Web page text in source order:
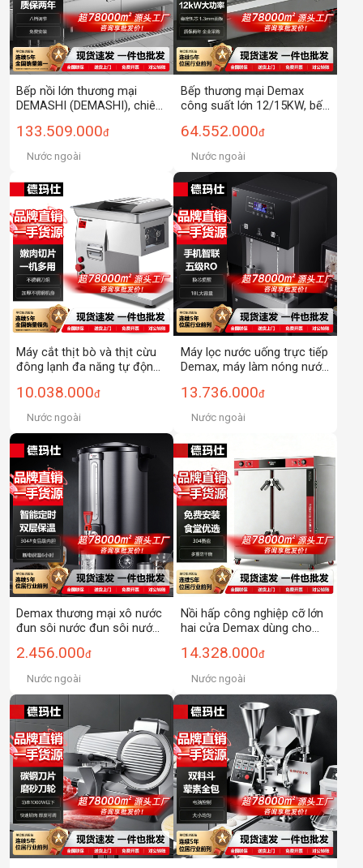
Bếp nồi lớn thương mại
DEMASHI (DEMASHI), chiên
chiên lớn, 70 Đường kính nồi,
HW-SDC15C-07 #201
133.509.000đ
Nước ngoài
Bếp thương mại Demax
công suất lớn 12/15KW, bếp
dùng cho khách sạn, trường
học, căng tin, kiểu để bàn
64.552.000đ
Nước ngoài
Máy cắt thịt bò và thịt cừu
đông lạnh đa năng tự động
điện dùng cho thương mại
10.038.000đ
Nước ngoài
Máy lọc nước uống trực tiếp
Demax, máy làm nóng nước
lớn, cao cấp, thương mại,
dùng cho văn phòng, nhà
máy, xưởng.
13.736.000đ
Nước ngoài
Demax thương mại xô nước
đun sôi nước đun sôi nước
nhà hàng nhà hàng thùng
nước đun sôi dung tích lớn
máy lọc nước
2.456.000đ
Nước ngoài
Nồi hấp công nghiệp cỡ lớn
hai cửa Demax dùng cho
hấp điện tự động hoàn toàn
dùng cho bánh bao và cơm.
14.328.000đ
Nước ngoài